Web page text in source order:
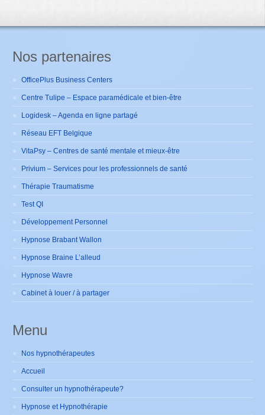
Nos partenaires
OfficePlus Business Centers
Centre Tulipe – Espace paramédicale et bien-être
Logidesk – Agenda en ligne partagé
Réseau EFT Belgique
VitaPsy – Centres de santé mentale et mieux-être
Privium – Services pour les professionnels de santé
Thérapie Traumatisme
Test QI
Développement Personnel
Hypnose Brabant Wallon
Hypnose Braine L’alleud
Hypnose Wavre
Cabinet à louer / à partager
Menu
Nos hypnothérapeutes
Accueil
Consulter un hypnothérapeute?
Hypnose et Hypnothérapie